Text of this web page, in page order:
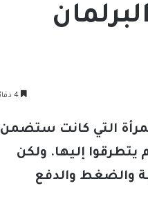
التي كانت ستضمن
يتطرقوا إليها. ولكن
والضغط والدفع